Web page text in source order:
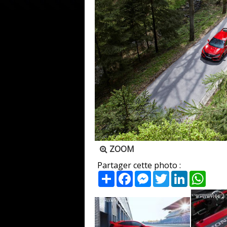
ZOOM
Partager cette photo :
PartagerFacebookMessenger
TwitterLinkedIn